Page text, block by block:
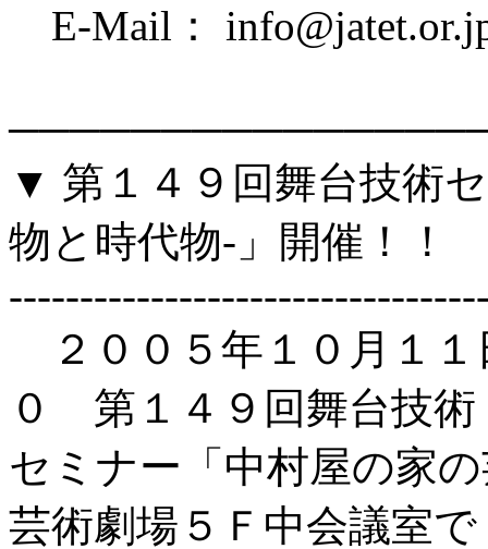
E-Mail：
▼ 第１４９回舞台技術
物と時代物-」開催！！
２００５年１０月１１
０ 第１４９回舞台技術
セミナー「中村屋の家
芸術劇場５Ｆ中会議室で